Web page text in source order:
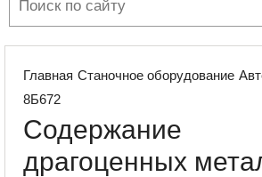
Главная Станочное оборудование
8Б672
Содержание
драгоценных